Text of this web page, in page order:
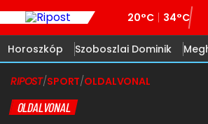
20°C 34°C
Horoszkóp Szoboszlai Dominik
RIPOST/SPORT/OLDALVONAL
OLDALVONAL